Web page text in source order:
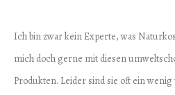
Ich bin zwar kein Experte, was
mich doch gerne mit diesen
Produkten. Leider sind sie oft ein